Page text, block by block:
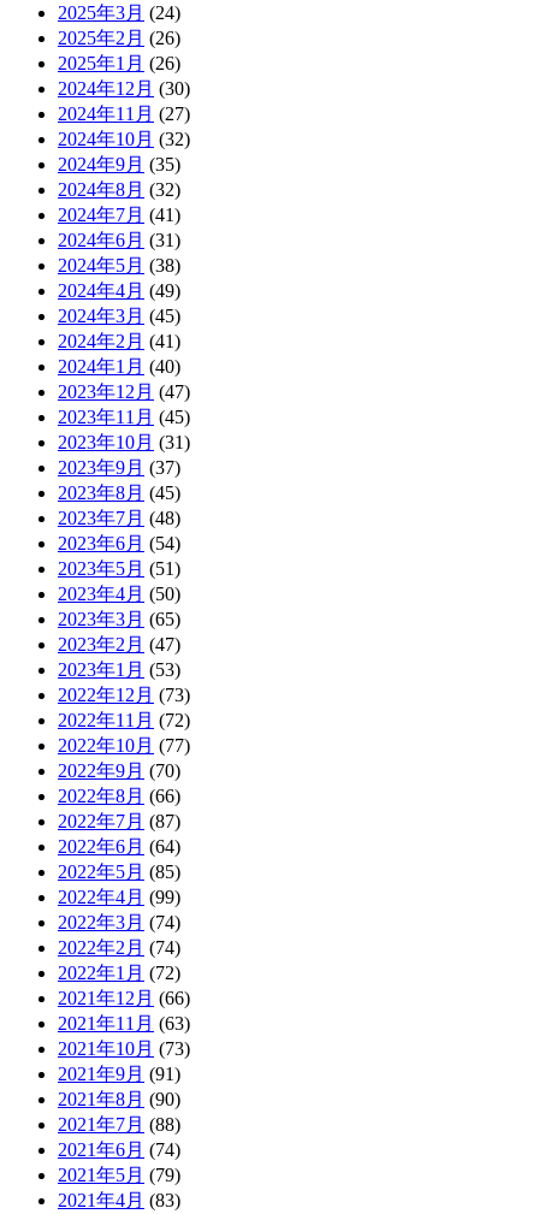
2025年3月 (24)
2025年2月 (26)
2025年1月 (26)
2024年12月 (30)
2024年11月 (27)
2024年10月 (32)
2024年9月 (35)
2024年8月 (32)
2024年7月 (41)
2024年6月 (31)
2024年5月 (38)
2024年4月 (49)
2024年3月 (45)
2024年2月 (41)
2024年1月 (40)
2023年12月 (47)
2023年11月 (45)
2023年10月 (31)
2023年9月 (37)
2023年8月 (45)
2023年7月 (48)
2023年6月 (54)
2023年5月 (51)
2023年4月 (50)
2023年3月 (65)
2023年2月 (47)
2023年1月 (53)
2022年12月 (73)
2022年11月 (72)
2022年10月 (77)
2022年9月 (70)
2022年8月 (66)
2022年7月 (87)
2022年6月 (64)
2022年5月 (85)
2022年4月 (99)
2022年3月 (74)
2022年2月 (74)
2022年1月 (72)
2021年12月 (66)
2021年11月 (63)
2021年10月 (73)
2021年9月 (91)
2021年8月 (90)
2021年7月 (88)
2021年6月 (74)
2021年5月 (79)
2021年4月 (83)